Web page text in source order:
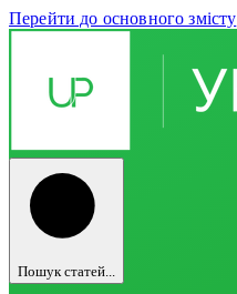
Перейти до основного змісту
Пошук статей...